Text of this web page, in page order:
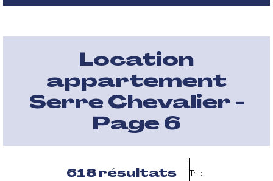
Location
appartement
Serre Chevalier -
Page 6
618résultats Tri :